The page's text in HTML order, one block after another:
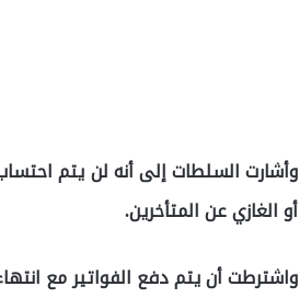
وأشارت السلطات إلى أنه لن يتم
أو الغازي عن المتأخرين.
واشترطت أن يتم دفع الفواتير مع